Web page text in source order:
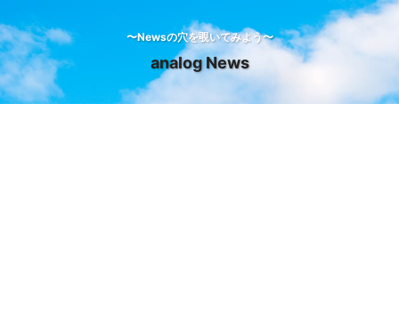
〜Newsの穴を覗いてみよう〜
analog News